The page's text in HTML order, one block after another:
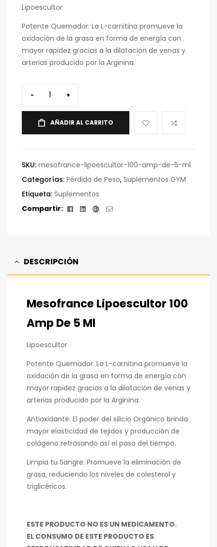
Lipoescultor
Potente Quemador: La L-carnitina promueve la
oxidación de la grasa en forma de energía con
mayor rapidez gracias a la dilatación de venas y
arterias producido por la Arginina.
- +
AÑADIR AL CARRITO
SKU: mesofrance-lipoescultor-100-amp-de-5-ml
Categorías: Pérdida de Peso, Suplementos GYM
Etiqueta: Suplementos
Compartir:
Facebook
LinkedinGoogle+
Correo
DESCRIPCIÓN
Mesofrance Lipoescultor 100
Amp De 5 Ml
Lipoescultor
Potente Quemador: La L-carnitina promueve la
oxidación de la grasa en forma de energía con
mayor rapidez gracias a la dilatación de venas y
arterias producido por la Arginina.
Antioxidante: El poder del silicio Orgánico brinda
mayor elasticidad de tejidos y producción de
colágeno retrasando así el paso del tiempo.
Limpia tu Sangre: Promueve la eliminación de
grasa, reduciendo los niveles de colesterol y
triglicéricos.
ESTE PRODUCTO NO ES UN MEDICAMENTO.
EL CONSUMO DE ESTE PRODUCTO ES